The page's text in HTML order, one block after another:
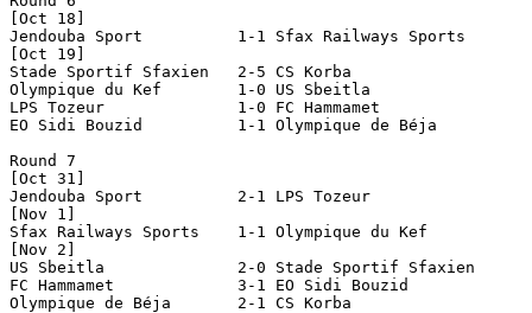
[Oct 18]
Jendouba Sport		1-1 Sfax Railways Sports
[Oct 19]
Stade Sportif Sfaxien   2-5 CS Korba
Olympique du Kef	1-0 US Sbeitla
LPS Tozeur		1-0 FC Hammamet
EO Sidi Bouzid		1-1 Olympique de Béja
Round 7
[Oct 31]
Jendouba Sport		2-1 LPS Tozeur
[Nov 1]
Sfax Railways Sports	1-1 Olympique du Kef
[Nov 2]
US Sbeitla		2-0 Stade Sportif Sfaxien
FC Hammamet		3-1 EO Sidi Bouzid
Olympique de Béja	2-1 CS Korba